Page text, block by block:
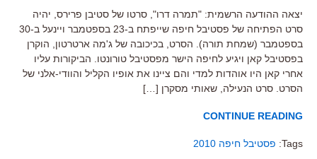
יצאה ההודעה הרשמית: "תמרה דרו", סרטו של סטיבן פרירס, יהיה
סרט הפתיחה של פסטיבל חיפה שייפתח ב-23 בספטמבר ויינעל ב-30
בספטמבר (שמחת תורה). הסרט, בכיכובה של ג'מה ארטרטון, הוקרן
בפסטיבל קאן ויגיע לחיפה הישר מפסטיבל טורונטו. הביקורות עליו
אחרי קאן היו אוהדות למדי והם ציינו את אופיו הקליל והוודי-אלני של
הסרט. סרט הנעילה, שאותי מסקרן […]
CONTINUE READING
Tags: פסטיבל חיפה 2010